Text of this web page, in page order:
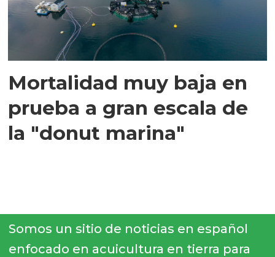
Mortalidad muy baja en
prueba a gran escala de
la "donut marina"
Somos un sitio de noticias en español
enfocado en acuicultura en tierra para